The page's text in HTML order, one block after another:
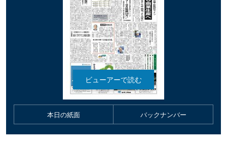
本日の紙面 バックナンバー